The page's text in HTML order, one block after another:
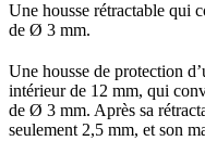
Une housse rétractable qui
de Ø 3 mm.
Une housse de protection
intérieur de 12 mm, qui
de Ø 3 mm. Après sa
seulement 2,5 mm, et son